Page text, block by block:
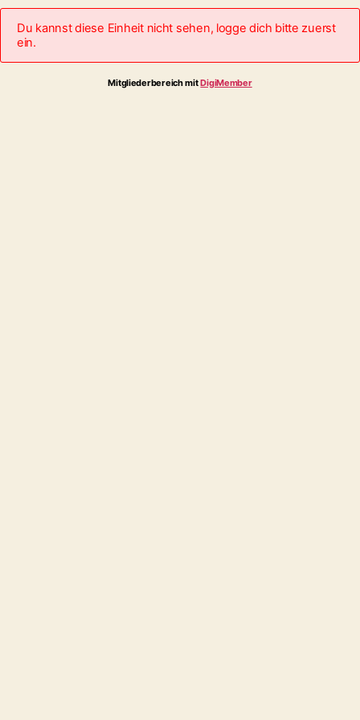
Du kannst diese Einheit nicht sehen, logge dich bitte zuerst
ein.
Mitgliederbereich mitDigiMember